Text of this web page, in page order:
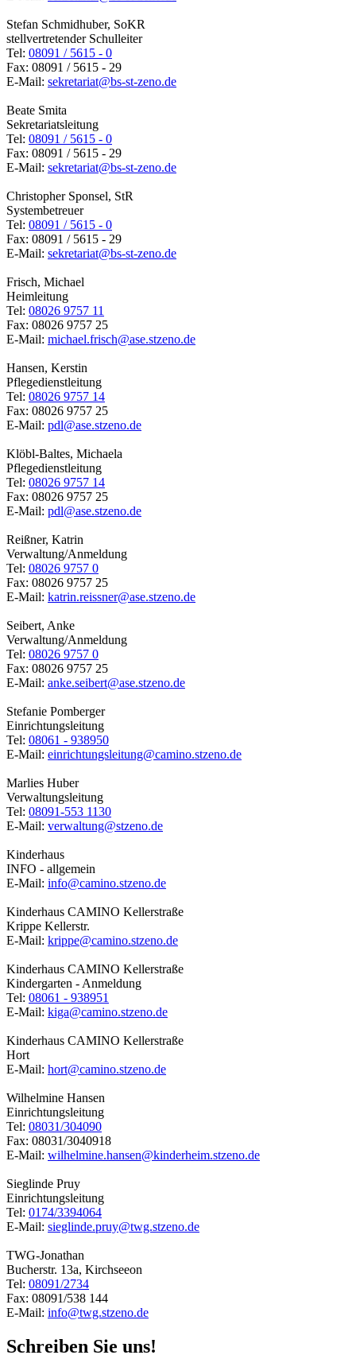
Stefan Schmidhuber, SoKR
stellvertretender Schulleiter
Tel: 08091 / 5615 - 0
Fax: 08091 / 5615 - 29
E-Mail: sekretariat@bs-st-zeno.de
Beate Smita
Sekretariatsleitung
Tel: 08091 / 5615 - 0
Fax: 08091 / 5615 - 29
E-Mail: sekretariat@bs-st-zeno.de
Christopher Sponsel, StR
Systembetreuer
Tel: 08091 / 5615 - 0
Fax: 08091 / 5615 - 29
E-Mail: sekretariat@bs-st-zeno.de
Frisch, Michael
Heimleitung
Tel: 08026 9757 11
Fax: 08026 9757 25
E-Mail: michael.frisch@ase.stzeno.de
Hansen, Kerstin
Pflegedienstleitung
Tel: 08026 9757 14
Fax: 08026 9757 25
E-Mail: pdl@ase.stzeno.de
Klöbl-Baltes, Michaela
Pflegedienstleitung
Tel: 08026 9757 14
Fax: 08026 9757 25
E-Mail: pdl@ase.stzeno.de
Reißner, Katrin
Verwaltung/Anmeldung
Tel: 08026 9757 0
Fax: 08026 9757 25
E-Mail: katrin.reissner@ase.stzeno.de
Seibert, Anke
Verwaltung/Anmeldung
Tel: 08026 9757 0
Fax: 08026 9757 25
E-Mail: anke.seibert@ase.stzeno.de
Stefanie Pomberger
Einrichtungsleitung
Tel: 08061 - 938950
E-Mail: einrichtungsleitung@camino.stzeno.de
Marlies Huber
Verwaltungsleitung
Tel: 08091-553 1130
E-Mail: verwaltung@stzeno.de
Kinderhaus
INFO - allgemein
E-Mail: info@camino.stzeno.de
Kinderhaus CAMINO Kellerstraße
Krippe Kellerstr.
E-Mail: krippe@camino.stzeno.de
Kinderhaus CAMINO Kellerstraße
Kindergarten - Anmeldung
Tel: 08061 - 938951
E-Mail: kiga@camino.stzeno.de
Kinderhaus CAMINO Kellerstraße
Hort
E-Mail: hort@camino.stzeno.de
Wilhelmine Hansen
Einrichtungsleitung
Tel: 08031/304090
Fax: 08031/3040918
E-Mail: wilhelmine.hansen@kinderheim.stzeno.de
Sieglinde Pruy
Einrichtungsleitung
Tel: 0174/3394064
E-Mail: sieglinde.pruy@twg.stzeno.de
TWG-Jonathan
Bucherstr. 13a, Kirchseeon
Tel: 08091/2734
Fax: 08091/538 144
E-Mail: info@twg.stzeno.de
Schreiben Sie uns!